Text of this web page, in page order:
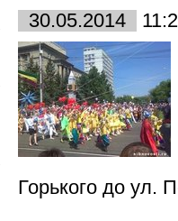
30.05.2014
Горького до ул.